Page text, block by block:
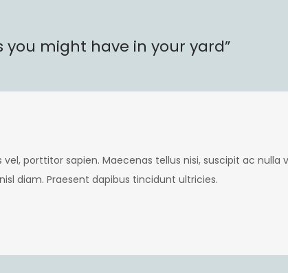
your
you might have in your yard”
porttitor sapien. Maecenas tellus nisi, suscipit ac nulla
diam. Praesent dapibus tincidunt ultricies.